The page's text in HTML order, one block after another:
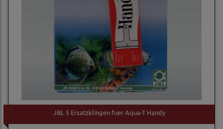
JBL 5 Ersatzklingen fuer Aqua-T Handy